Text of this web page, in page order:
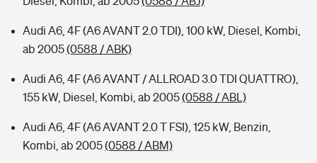
Audi A6, 4F (A6 AVANT 2.0 TDI), 100 kW, Diesel, Kombi,
ab 2005(0588 / ABK)
Audi A6, 4F (A6 AVANT / ALLROAD 3.0 TDI QUATTRO),
155 kW, Diesel, Kombi, ab 2005(0588 / ABL)
Audi A6, 4F (A6 AVANT 2.0 T FSI), 125 kW, Benzin,
Kombi, ab 2005(0588 / ABM)